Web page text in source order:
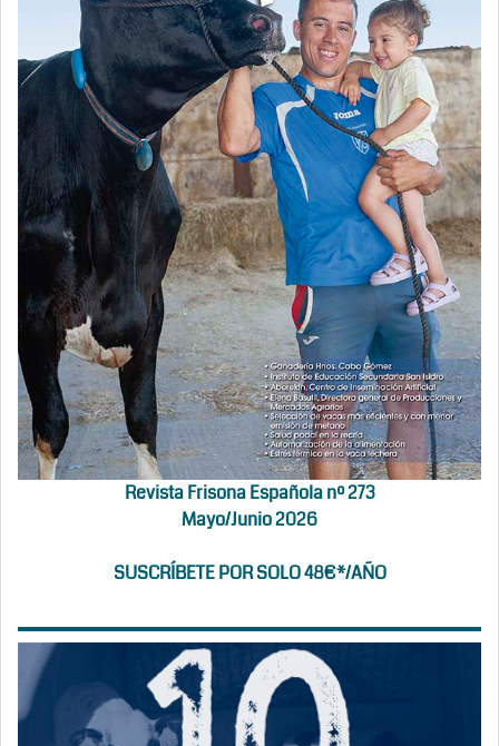
Revista Frisona Española nº 273
Mayo/Junio 2026
SUSCRÍBETE POR SOLO 48€*/AÑO